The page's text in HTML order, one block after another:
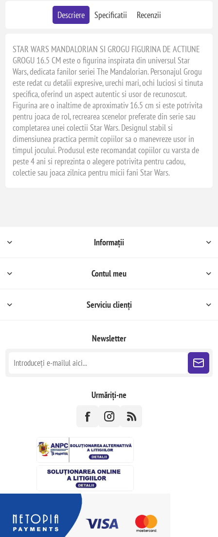
Descriere Specificatii Recenzii
STAR WARS MANDALORIAN SI GROGU FIGURINA DE ACTIUNE
GROGU 16.5 CM este o figurina inspirata din universul Star
Wars, dedicata fanilor seriei The Mandalorian. Personajul Grogu
este redat cu detalii expresive, urechi mari, ochi luciosi si tinuta
specifica, oferind un aspect autentic si usor de recunoscut.
Figurina are o inaltime de aproximativ 16.5 cm si este potrivita
pentru joaca de rol, recrearea scenelor preferate din serie sau
completarea unei colectii Star Wars. Designul stabil si
dimensiunea practica permit copiilor sa o manevreze usor in
timpul jocului. Produsul este recomandat copiilor cu varsta de
peste 4 ani si reprezinta o alegere potrivita pentru cadou,
colectie sau joaca zilnica pentru micii fani Star Wars.
Informații
Contul meu
Serviciu clienți
Newsletter
Urmăriți-ne